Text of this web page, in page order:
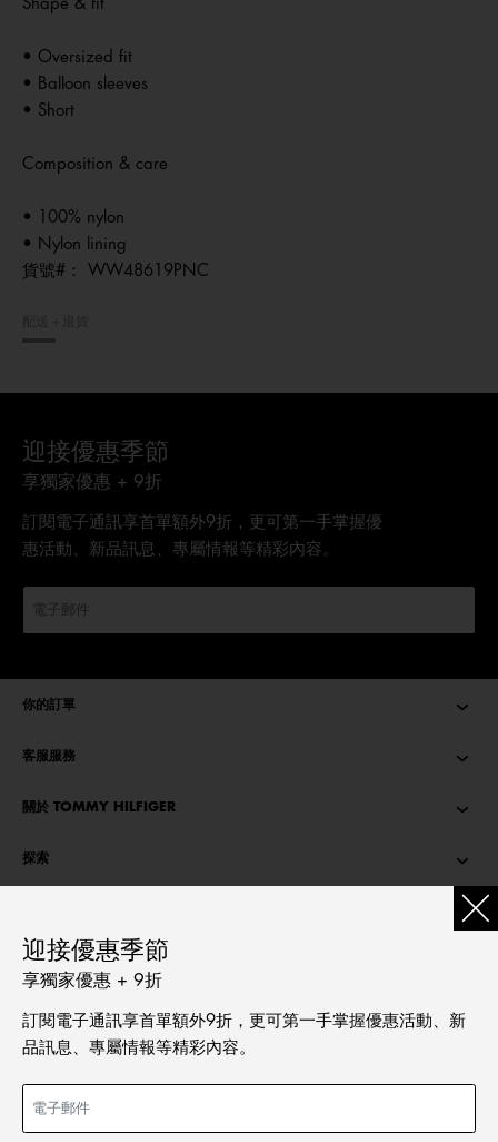
新增至購物袋 價格扣減從
HKD 2,290.00至HKD 1,145.00
Shape & fit
• Oversized fit
• Balloon sleeves
• Short
Composition & care
• 100% nylon
• Nylon lining
貨號#： WW48619PNC
迎接優惠季節
享獨家優惠 + 9折
訂閱電子通訊享首單額外9折，更可第一手掌握優
惠活動、新品訊息、專屬情報等精彩內容。
你的訂單
客服服務
關於 TOMMY HILFIGER
探索
語言
English
迎接優惠季節
享獨家優惠 + 9折
訂閱電子通訊享首單額外9折，更可第一手掌握優惠活動、新
品訊息、專屬情報等精彩內容。